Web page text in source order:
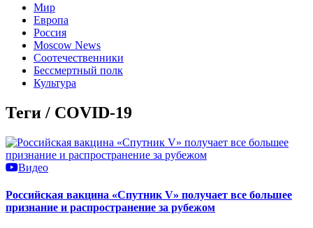
Мир
Европа
Россия
Moscow News
Соотечественники
Бессмертный полк
Культура
Теги / COVID-19
Видео
Российская вакцина «Спутник V» получает все большее
признание и распространение за рубежом